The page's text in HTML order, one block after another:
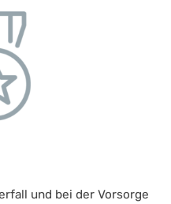
und bei der Vorsorge